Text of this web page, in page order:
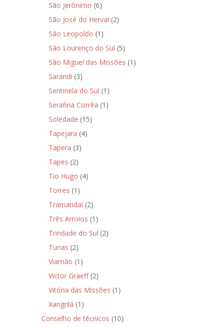
São Jerônimo (6)
São José do Herval (2)
São Leopoldo (1)
São Lourenço do Sul (5)
São Miguel das Missões (1)
Sarandi (3)
Sentinela do Sul (1)
Serafina Corrêa (1)
Soledade (15)
Tapejara (4)
Tapera (3)
Tapes (2)
Tio Hugo (4)
Torres (1)
Tramandaí(2)
Três Arroios (1)
Trindade do Sul (2)
Tunas (2)
Viamão (1)
Victor Graeff(2)
Vitória das Missões (1)
Xangrilá (1)
Conselho de técnicos (10)